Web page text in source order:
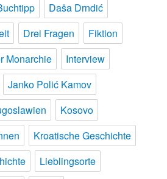
Daša Drndić
Drei Fragen
Fiktion
Monarchie
Interview
Janko Polić Kamov
Kosovo
Kroatische Geschichte
Lieblingsorte